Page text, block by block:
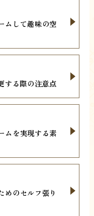
ムして趣味の空
する際の注意点
ムを実現する素
めのセルフ張り